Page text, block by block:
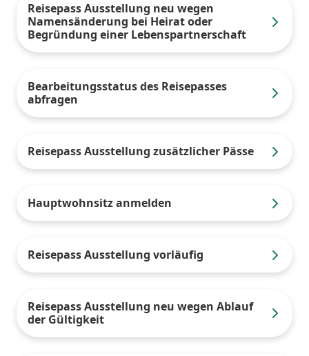
Reisepass Ausstellung neu wegen
Namensänderung bei Heirat oder
Begründung einer Lebenspartnerschaft
Bearbeitungsstatus des Reisepasses
abfragen
Reisepass Ausstellung zusätzlicher Pässe
Hauptwohnsitz anmelden
Reisepass Ausstellung vorläufig
Reisepass Ausstellung neu wegen Ablauf
der Gültigkeit